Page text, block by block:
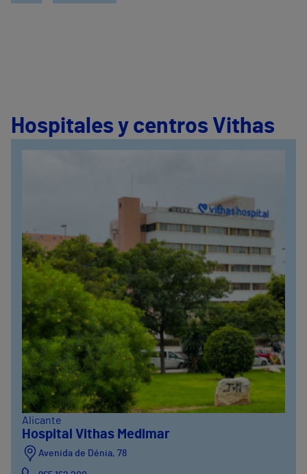
Hospitales y centros Vithas
Alicante
Hospital Vithas Medimar
Avenida de Dénia, 78